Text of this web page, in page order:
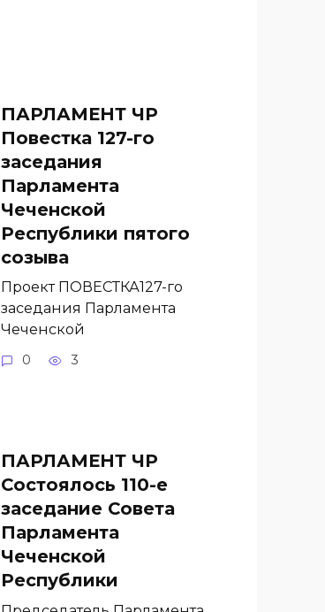
ПАРЛАМЕНТ ЧР
Повестка 127-го
заседания
Парламента
Чеченской
Республики пятого
созыва
Проект ПОВЕСТКА127-го
заседания Парламента
Чеченской
0 3
ПАРЛАМЕНТ ЧР
Состоялось 110-е
заседание Совета
Парламента
Чеченской
Республики